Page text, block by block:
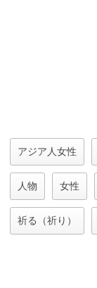
アジア人女性
人物 女性
祈る（祈り）